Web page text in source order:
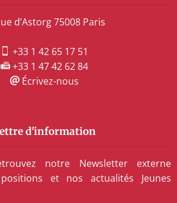
d’Astorg 75008 Paris
+33 1 42 65 17 51
+33 1 47 42 62 84
Écrivez-nous
d'information
notre Newsletter externe
et nos actualités Jeunes